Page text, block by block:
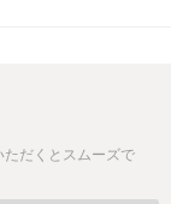
だくとスムーズで